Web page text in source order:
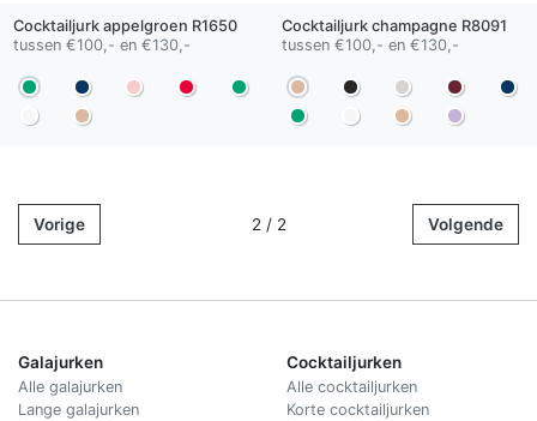
Cocktailjurk appelgroen R1650
tussen €100,- en €130,-
Cocktailjurk champagne R8091
tussen €100,- en €130,-
Vorige 2 / 2 Volgende
Galajurken
Alle galajurken
Lange galajurken
Cocktailjurken
Alle cocktailjurken
Korte cocktailjurken